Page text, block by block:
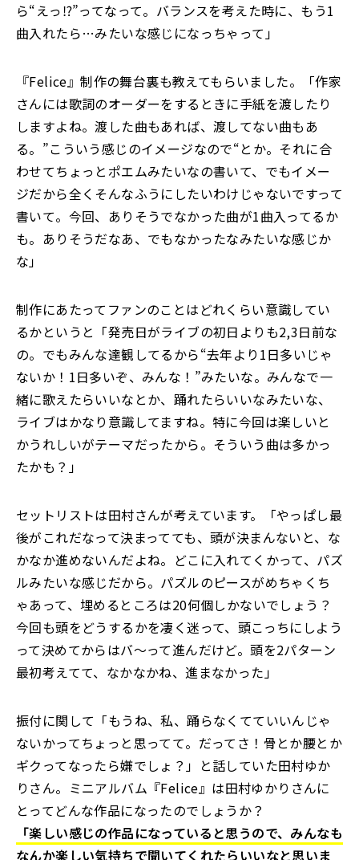
ら“えっ⁉”ってなって。バランスを考えた時に、もう1
曲入れたら…みたいな感じになっちゃって」
『Felice』制作の舞台裏も教えてもらいました。「作家
さんには歌詞のオーダーをするときに手紙を渡したり
しますよね。渡した曲もあれば、渡してない曲もあ
る。”こういう感じのイメージなので“とか。それに合
わせてちょっとポエムみたいなの書いて、でもイメー
ジだから全くそんなふうにしたいわけじゃないですって
書いて。今回、ありそうでなかった曲が1曲入ってるか
も。ありそうだなあ、でもなかったなみたいな感じか
な」
制作にあたってファンのことはどれくらい意識してい
るかというと「発売日がライブの初日よりも2,3日前な
の。でもみんな達観してるから“去年より1日多いじゃ
ないか！1日多いぞ、みんな！”みたいな。みんなで一
緒に歌えたらいいなとか、踊れたらいいなみたいな、
ライブはかなり意識してますね。特に今回は楽しいと
かうれしいがテーマだったから。そういう曲は多かっ
たかも？」
セットリストは田村さんが考えています。「やっぱし最
後がこれだなって決まってても、頭が決まんないと、な
かなか進めないんだよね。どこに入れてくかって、パズ
ルみたいな感じだから。パズルのピースがめちゃくち
ゃあって、埋めるところは20何個しかないでしょう？
今回も頭をどうするかを凄く迷って、頭こっちにしよう
って決めてからはバ～って進んだけど。頭を2パターン
最初考えてて、なかなかね、進まなかった」
振付に関して「もうね、私、踊らなくてていいんじゃ
ないかってちょっと思ってて。だってさ！骨とか腰とか
ギクってなったら嫌でしょ？」と話していた田村ゆか
りさん。ミニアルバム『Felice』は田村ゆかりさんに
とってどんな作品になったのでしょうか？
「楽しい感じの作品になっていると思うので、みんなも
なんか楽しい気持ちで聞いてくれたらいいなと思いま